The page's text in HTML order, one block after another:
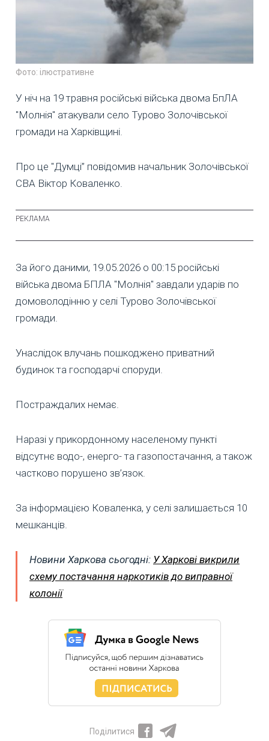
Фото: ілюстративне
У ніч на 19 травня російські війська двома БпЛА
"Молнія" атакували село Турово Золочівської
громади на Харківщині.
Про це "Думці” повідомив начальник Золочівської
СВА Віктор Коваленко.
За його даними, 19.05.2026 о 00:15 російські
війська двома БПЛА "Молнія" завдали ударів по
домоволодінню у селі Турово Золочівської
громади.
Унаслідок влучань пошкоджено приватний
будинок та господарчі споруди.
Постраждалих немає.
Наразі у прикордонному населеному пункті
відсутнє водо-, енерго- та газопостачання, а також
частково порушено зв’язок.
За інформацією Коваленка, у селі залишається 10
мешканців.
Новини Харкова сьогодні: У Харкові викрили
схему постачання наркотиків до виправної
колонії
Поділитися